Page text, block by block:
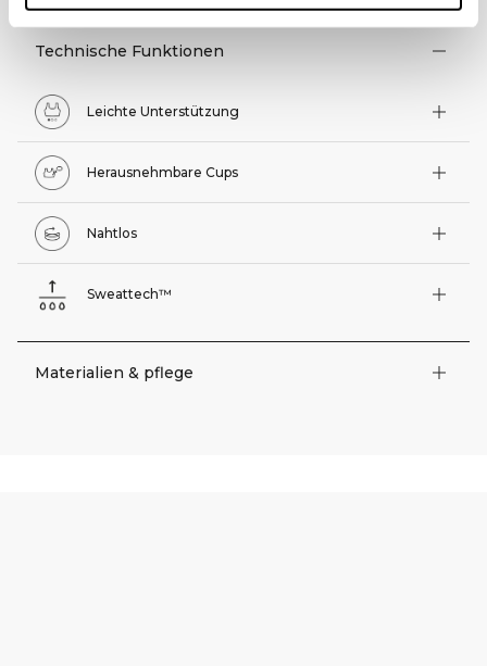
Technische Funktionen
Leichte Unterstützung
Herausnehmbare Cups
Nahtlos
Sweattech™
Materialien & pflege